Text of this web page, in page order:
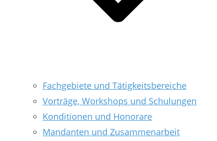
Fachgebiete und Tätigkeitsbereiche
Vorträge, Workshops und Schulungen
Konditionen und Honorare
Mandanten und Zusammenarbeit